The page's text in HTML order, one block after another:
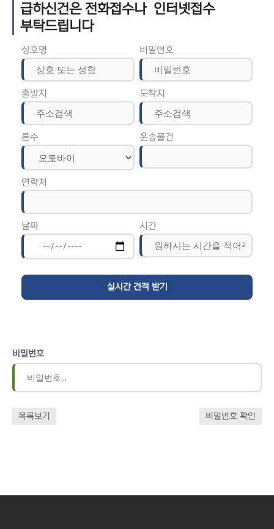
급하신건은 전화접수나 인터넷접수
부탁드립니다
상호명 비밀번호
출발지 도착지
톤수 운송물건
연락처
날짜 시간
비밀번호
목록보기 비밀번호 확인